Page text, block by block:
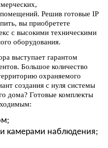
Решив готовые IP
вы приобретете
с высокими техническими
оборудования.
выступает гарантом
Большое количество
охраняемого
создания с нуля системы
дома? Готовые комплекты
камерами наблюдения;